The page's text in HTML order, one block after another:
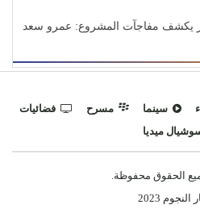
يكشف مفاجآت المشروع: عمرو سعد
سينما مسرح
فضائيات
ميديا
2023